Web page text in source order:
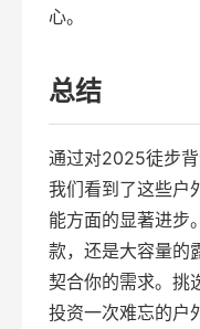
心。
总结
通过对2025徒步背
我们看到了这些户
能方面的显著进步
款，还是大容量的
契合你的需求。挑
投资一次难忘的户